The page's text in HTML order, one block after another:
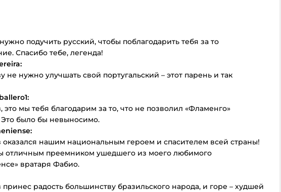
подучить русский, чтобы поблагодарить тебя за то
Спасибо тебе, легенда!
не нужно улучшать свой португальский – этот парень и так
это мы тебя благодарим за то, что не позволил «Фламенго»
Это было бы невыносимо.
оказался нашим национальным героем и спасителем всей страны!
отличным преемником ушедшего из моего любимого
вратаря Фабио.
радость большинству бразильского народа, и горе – худшей